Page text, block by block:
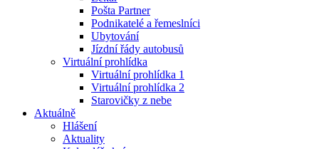
Pošta Partner
Podnikatelé a řemeslníci
Ubytování
Jízdní řády autobusů
Virtuální prohlídka
Virtuální prohlídka 1
Virtuální prohlídka 2
Starovičky z nebe
Aktuálně
Hlášení
Aktuality